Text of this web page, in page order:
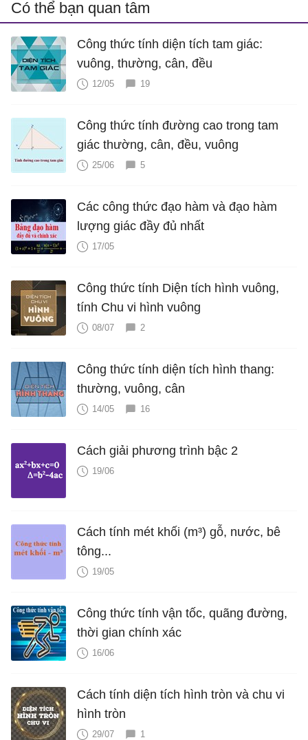
Có thể bạn quan tâm
Công thức tính diện tích tam giác:
vuông, thường, cân, đều
12/05 19
Công thức tính đường cao trong tam
giác thường, cân, đều, vuông
25/06 5
Các công thức đạo hàm và đạo hàm
lượng giác đầy đủ nhất
17/05
Công thức tính Diện tích hình vuông,
tính Chu vi hình vuông
08/07 2
Công thức tính diện tích hình thang:
thường, vuông, cân
14/05 16
Cách giải phương trình bậc 2
19/06
Cách tính mét khối (m³) gỗ, nước, bê
tông...
19/05
Công thức tính vận tốc, quãng đường,
thời gian chính xác
16/06
Cách tính diện tích hình tròn và chu vi
hình tròn
29/07 1